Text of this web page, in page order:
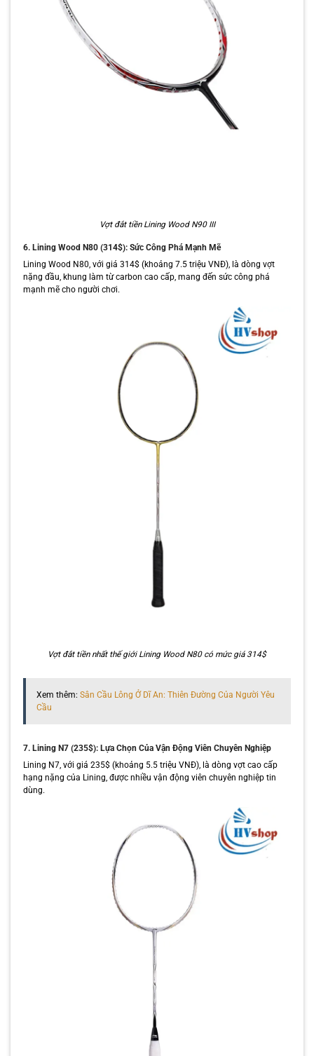
Vợt đắt tiền Lining Wood N90 III
6. Lining Wood N80 (314$): Sức Công Phá Mạnh Mẽ
Lining Wood N80, với giá 314$ (khoảng 7.5 triệu VNĐ), là dòng vợt
nặng đầu, khung làm từ carbon cao cấp, mang đến sức công phá
mạnh mẽ cho người chơi.
Vợt đắt tiền nhất thế giới Lining Wood N80 có mức giá 314$
Xem thêm: Sân Cầu Lông Ở Dĩ An: Thiên Đường Của Người Yêu
Cầu
7. Lining N7 (235$): Lựa Chọn Của Vận Động Viên Chuyên Nghiệp
Lining N7, với giá 235$ (khoảng 5.5 triệu VNĐ), là dòng vợt cao cấp
hạng nặng của Lining, được nhiều vận động viên chuyên nghiệp tin
dùng.